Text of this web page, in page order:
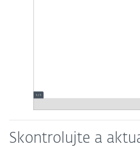
Skontrolujte a